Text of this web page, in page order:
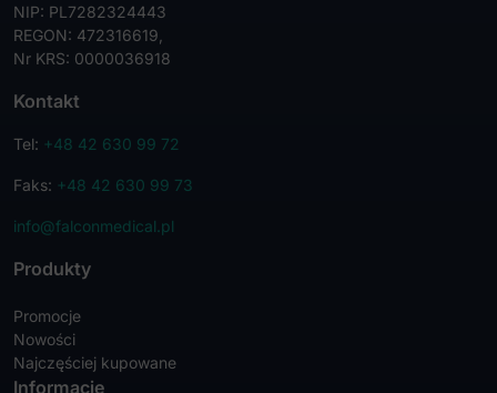
NIP: PL7282324443
REGON: 472316619,
Nr KRS: 0000036918
Kontakt
Tel: +48 42 630 99 72
Faks: +48 42 630 99 73
info@falconmedical.pl
Produkty
Promocje
Nowości
Najczęściej kupowane
Informacje